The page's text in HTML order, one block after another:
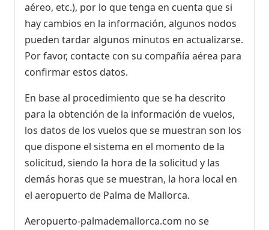
aéreo, etc.), por lo que tenga en cuenta que si
hay cambios en la información, algunos nodos
pueden tardar algunos minutos en actualizarse.
Por favor, contacte con su compañía aérea para
confirmar estos datos.
En base al procedimiento que se ha descrito
para la obtención de la información de vuelos,
los datos de los vuelos que se muestran son los
que dispone el sistema en el momento de la
solicitud, siendo la hora de la solicitud y las
demás horas que se muestran, la hora local en
el aeropuerto de Palma de Mallorca.
Aeropuerto-palmademallorca.com no se